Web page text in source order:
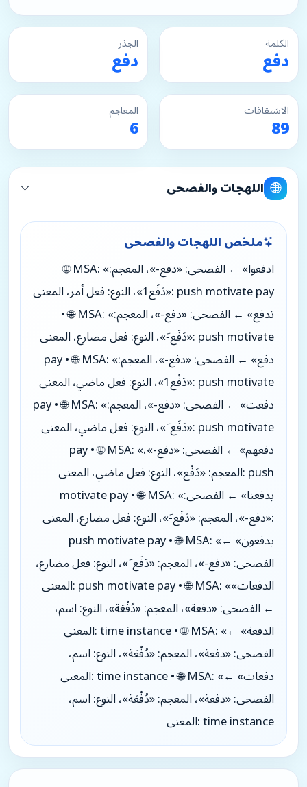
الكلمة
دفع
الجذر
دفع
الاشتقاقات
89
المعاجم
6
اللهجات والفصحى
ملخص اللهجات والفصحى
🌐 MSA: «ادفعوا» ← الفصحى: «دفع-»، المعجم:
«دَفَع1»، النوع: فعل أمر، المعنى: push motivate pay
• 🌐 MSA: «تدفع» ← الفصحى: «دفع-»، المعجم:
«دَفَع-َ»، النوع: فعل مضارع، المعنى: push motivate
pay • 🌐 MSA: «دفع» ← الفصحى: «دفع-»، المعجم:
«دَفْع1»، النوع: فعل ماضي، المعنى: push motivate
pay • 🌐 MSA: «دفعت» ← الفصحى: «دفع-»، المعجم:
«دَفَع-َ»، النوع: فعل ماضي، المعنى: push motivate
pay • 🌐 MSA: «دفعهم» ← الفصحى: «دفع-»،
المعجم: «دَفْع»، النوع: فعل ماضي، المعنى: push
motivate pay • 🌐 MSA: «يدفعنا» ← الفصحى:
«دفع-»، المعجم: «دَفَع-َ»، النوع: فعل مضارع، المعنى:
push motivate pay • 🌐 MSA: «يدفعون» ←
الفصحى: «دفع-»، المعجم: «دَفَع-َ»، النوع: فعل مضارع،
المعنى: push motivate pay • 🌐 MSA: «الدفعات»
← الفصحى: «دفعة»، المعجم: «دُفْعَة»، النوع: اسم،
المعنى: time instance • 🌐 MSA: «الدفعة» ←
الفصحى: «دفعة»، المعجم: «دُفْعَة»، النوع: اسم،
المعنى: time instance • 🌐 MSA: «دفعات» ←
الفصحى: «دفعة»، المعجم: «دُفْعَة»، النوع: اسم،
المعنى: time instance